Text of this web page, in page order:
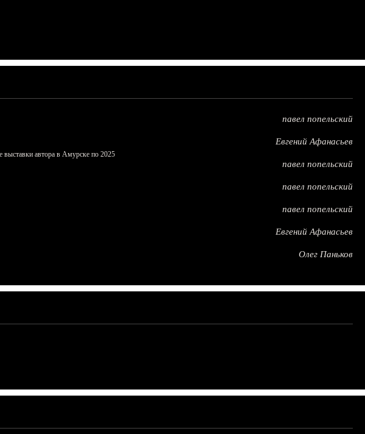
павел попельский
Евгений Афанасьев
автора в Амурске по 2025
павел попельский
павел попельский
павел попельский
Евгений Афанасьев
Олег Паньков